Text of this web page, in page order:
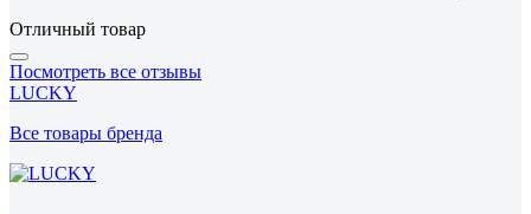
Отличный товар
Посмотреть все отзывы
LUCKY
Все товары бренда